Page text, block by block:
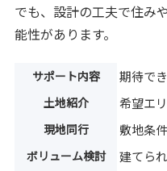
でも、設計の工夫で住み
能性があります。
サポート内容 期待で
土地紹介 希望エ
現地同行 敷地条
ボリューム検討 建てら